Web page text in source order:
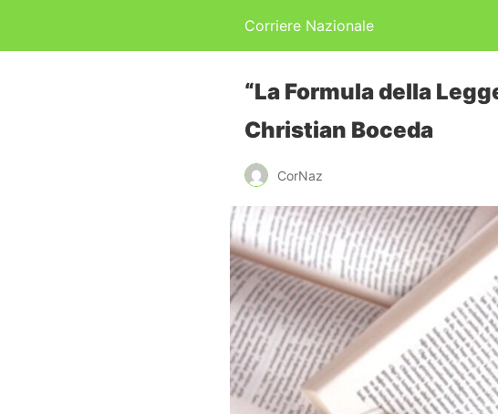
Corriere Nazionale
“La Formula della
Christian Boceda
CorNaz